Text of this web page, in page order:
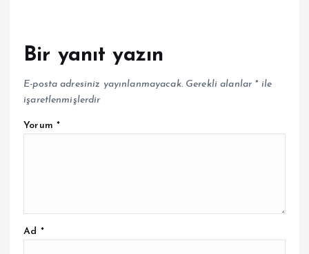
Bir yanıt yazın
E-posta adresiniz yayınlanmayacak. Gerekli alanlar *ile
işaretlenmişlerdir
Yorum *
Ad *